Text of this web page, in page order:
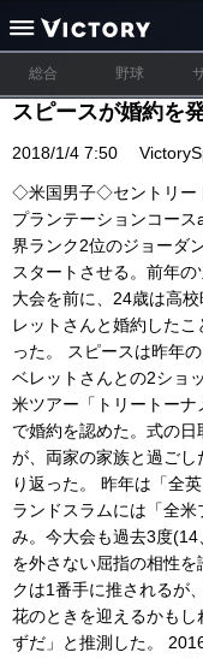
総合 野球
スピースが婚約を
2018/1/4 7:50
◇米国男子◇セントリー
プランテーションコー
界ランク2位のジョーダ
スタートさせる。前年
大会を前に、24歳は高
レットさんと婚約した
った。 スピースは昨年
ベレットさんとの2ショ
米ツアー「トリートー
で婚約を認めた。式の
が、両家の家族と過ごし
り返った。 昨年は「全
ランドスラムには「全
み。今大会も過去3度
を外さない屈指の相性
クは1番手に推されるが
花のときを迎えるかも
ずだ」と推測した。